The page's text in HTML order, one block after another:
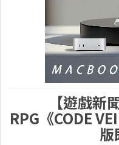
【遊戲新
RPG《CODE
版